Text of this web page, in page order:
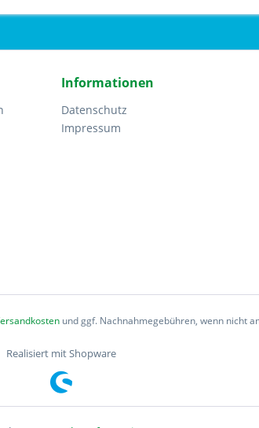
Informationen
Datenschutz
Impressum
und ggf. Nachnahmegebühren, wenn nicht
Realisiert mit Shopware